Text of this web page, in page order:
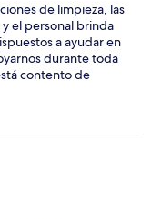
de limpieza, las
el personal brinda
a ayudar en
durante toda
contento de
servicio que
condiciones de
atentos y
se encargó de
que todo el
se refleja en el